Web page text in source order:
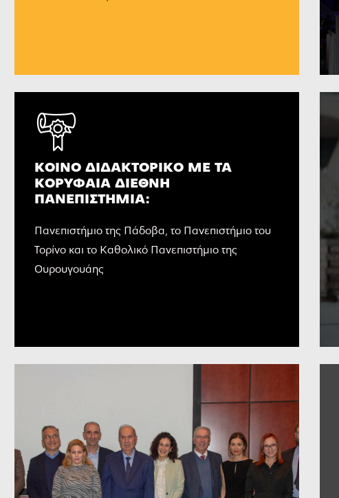
ΚΟΙΝΌ ΔΙΔΑΚΤΟΡΙΚΌ ΜΕ ΤΑ
ΚΟΡΥΦΑΊΑ ΔΙΕΘΝΉ
ΠΑΝΕΠΙΣΤΉΜΙΑ:
Πανεπιστήμιο της Πάδοβα, το Πανεπιστήμιο του
Τορίνο και το Καθολικό Πανεπιστήμιο της
Ουρουγουάης